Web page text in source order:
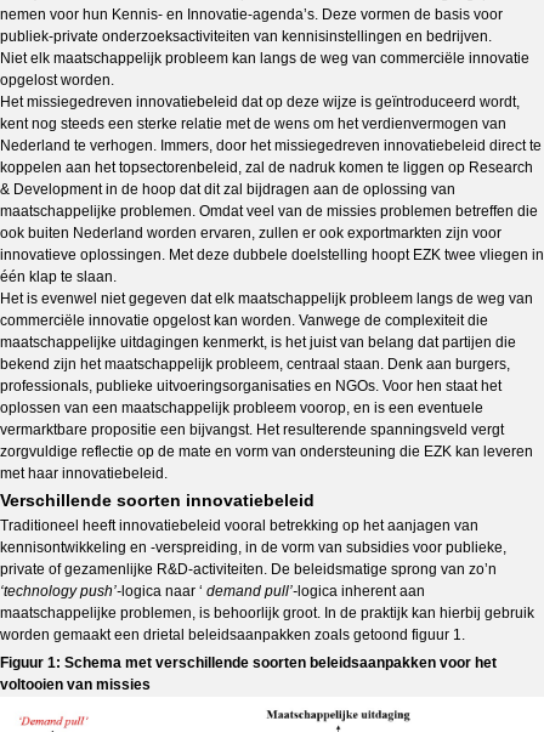
nemen voor hun Kennis- en Innovatie-agenda’s. Deze vormen de basis voor
publiek-private onderzoeksactiviteiten van kennisinstellingen en bedrijven.
Niet elk maatschappelijk probleem kan langs de weg van commerciële innovatie
opgelost worden.
Het missiegedreven innovatiebeleid dat op deze wijze is geïntroduceerd wordt,
kent nog steeds een sterke relatie met de wens om het verdienvermogen van
Nederland te verhogen. Immers, door het missiegedreven innovatiebeleid direct te
koppelen aan het topsectorenbeleid, zal de nadruk komen te liggen op Research
& Development in de hoop dat dit zal bijdragen aan de oplossing van
maatschappelijke problemen. Omdat veel van de missies problemen betreffen die
ook buiten Nederland worden ervaren, zullen er ook exportmarkten zijn voor
innovatieve oplossingen. Met deze dubbele doelstelling hoopt EZK twee vliegen in
één klap te slaan.
Het is evenwel niet gegeven dat elk maatschappelijk probleem langs de weg van
commerciële innovatie opgelost kan worden. Vanwege de complexiteit die
maatschappelijke uitdagingen kenmerkt, is het juist van belang dat partijen die
bekend zijn het maatschappelijk probleem, centraal staan. Denk aan burgers,
professionals, publieke uitvoeringsorganisaties en NGOs. Voor hen staat het
oplossen van een maatschappelijk probleem voorop, en is een eventuele
vermarktbare propositie een bijvangst. Het resulterende spanningsveld vergt
zorgvuldige reflectie op de mate en vorm van ondersteuning die EZK kan leveren
met haar innovatiebeleid.
Verschillende soorten innovatiebeleid
Traditioneel heeft innovatiebeleid vooral betrekking op het aanjagen van
kennisontwikkeling en -verspreiding, in de vorm van subsidies voor publieke,
private of gezamenlijke R&D-activiteiten. De beleidsmatige sprong van zo’n
‘technology push’- logica naar ‘ demand pull’- logica inherent aan
maatschappelijke problemen, is behoorlijk groot. In de praktijk kan hierbij gebruik
worden gemaakt een drietal beleidsaanpakken zoals getoond figuur 1.
Figuur 1: Schema met verschillende soorten beleidsaanpakken voor het
voltooien van missies